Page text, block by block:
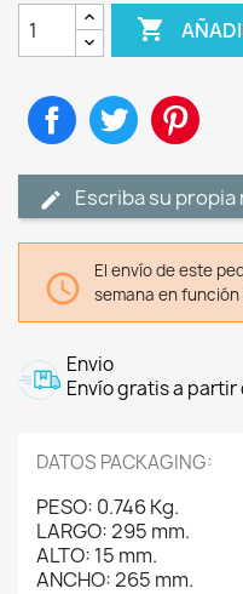

CompartirTuitear
Escriba su propia

El envío de este
semana en
Envio
Envío gratis a partir
DATOS PACKAGING:
PESO: 0.746 Kg.
LARGO: 295 mm.
ALTO: 15 mm.
ANCHO: 265 mm.